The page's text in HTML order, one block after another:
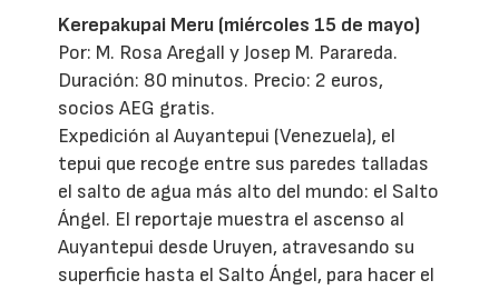
Kerepakupai Meru (miércoles 15 de mayo)
Por: M. Rosa Aregall y Josep M. Parareda.
Duración: 80 minutos. Precio: 2 euros,
socios AEG gratis.
Expedición al Auyantepui (Venezuela), el
tepui que recoge entre sus paredes talladas
el salto de agua más alto del mundo: el Salto
Ángel. El reportaje muestra el ascenso al
Auyantepui desde Uruyen, atravesando su
superficie hasta el Salto Ángel, para hacer el